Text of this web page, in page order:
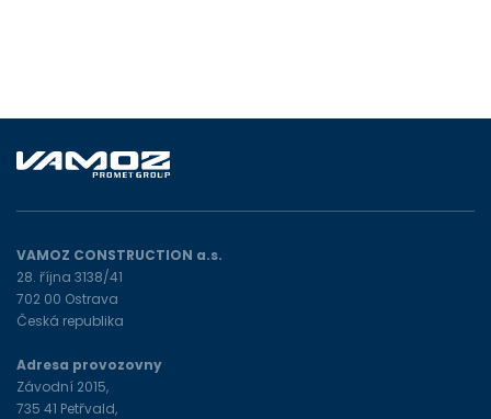
VAMOZ CONSTRUCTION a.s.
28. října 3138/41
702 00 Ostrava
Česká republika
Adresa provozovny
Závodní 2015,
735 41 Petřvald,